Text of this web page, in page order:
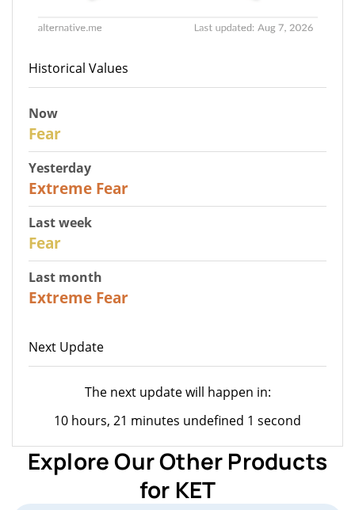
Historical Values
Now
Fear
Yesterday
Extreme Fear
Last week
Fear
Last month
Extreme Fear
Next Update
The next update will happen in:
10 hours, 21 minutes undefined 1 second
Explore Our Other Products
for KET